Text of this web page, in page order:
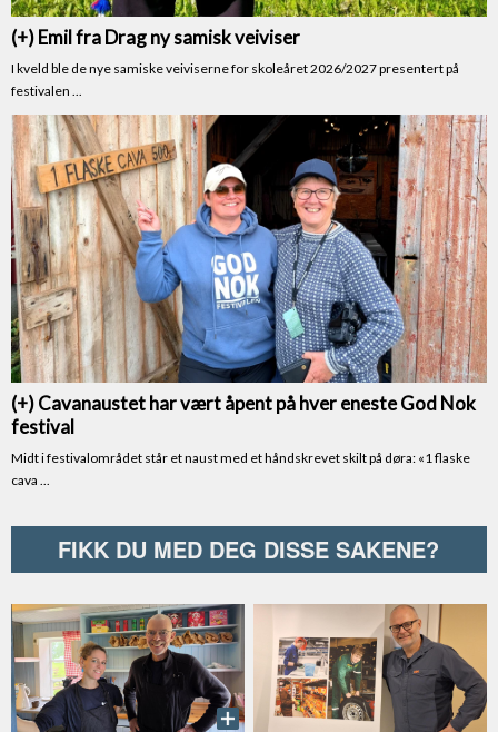
FIKK DU MED DEG DISSE SAKENE?